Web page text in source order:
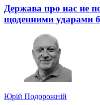
Держава про нас не
щоденними ударами
Юрій Подорожній